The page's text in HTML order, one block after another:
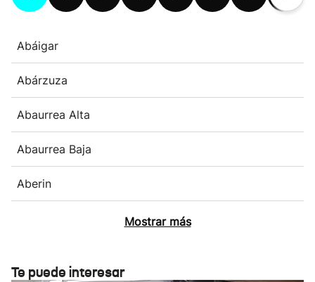
Abáigar
Abárzuza
Abaurrea Alta
Abaurrea Baja
Aberin
Mostrar más
Te puede interesar